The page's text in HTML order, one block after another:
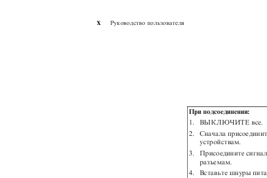
x Руководство пользователя
При подсоединении:
1. ВЫКЛЮЧИТЕ все.
2. Сначала
устройствам.
3. Присоедините
разъемам.
4. Вставьте шнуры